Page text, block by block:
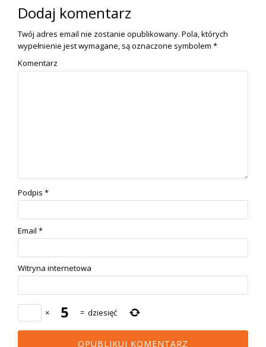
Dodaj komentarz
Twój adres email nie zostanie opublikowany. Pola, których
wypełnienie jest wymagane, są oznaczone symbolem *
Komentarz
Podpis *
Email *
Witryna internetowa
× = dziesięć